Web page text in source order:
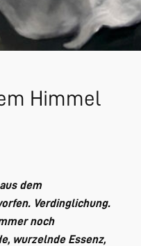
Himmel
dem
Verdinglichung.
noch
wurzelnde Essenz,